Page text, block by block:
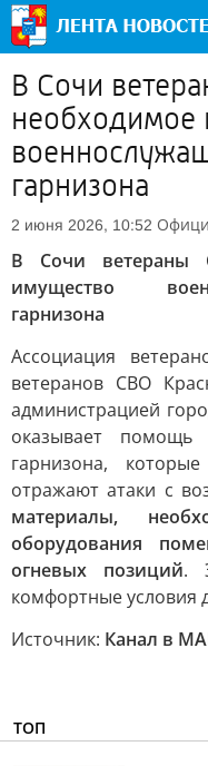
В Сочи
необходимое
гарнизона
2 июня 2026, 10:52
В Сочи ветераны
имущество
гарнизона
Ассоциация
ветеранов СВО
администрацией
оказывает помощь
гарнизона,
отражают атаки с
материалы,
оборудования
огневых позиций.
комфортные условия
Источник: Канал в
ТОП